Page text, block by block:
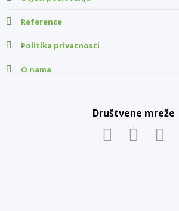
Reference
Politika privatnosti
O nama
Društvene mreže